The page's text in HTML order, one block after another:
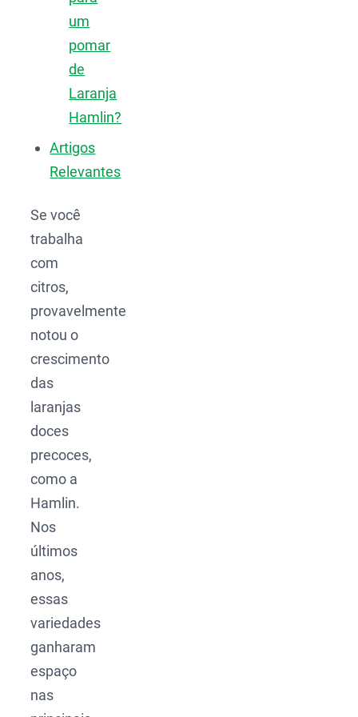
um
pomar
de
Laranja
Hamlin?
Artigos
Relevantes
Se você
trabalha
com
citros,
provavelmente
notou o
crescimento
das
laranjas
doces
precoces,
como a
Hamlin.
Nos
últimos
anos,
essas
variedades
ganharam
espaço
nas